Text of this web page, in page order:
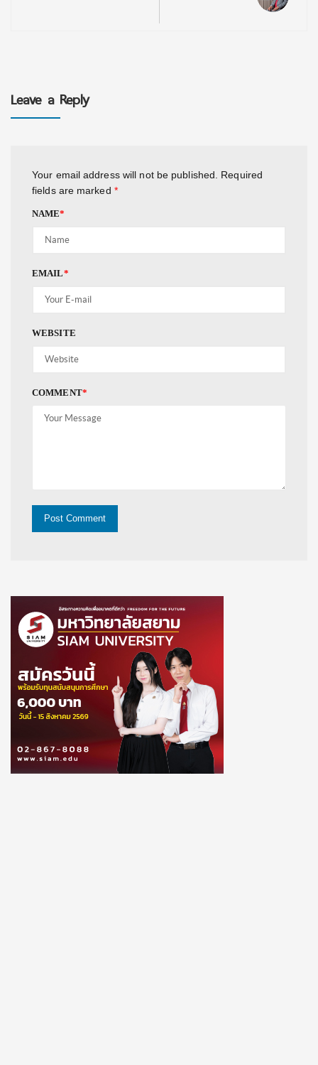
Leave a Reply
Your email address will not be published.
Required
fields are marked *
NAME*
EMAIL*
WEBSITE
COMMENT*